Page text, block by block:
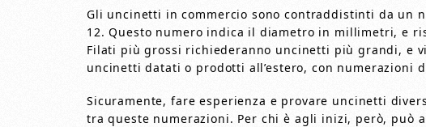
Gli uncinetti in commercio sono contraddistinti da un
12. Questo numero indica il diametro in millimetri, e
Filati più grossi richiederanno uncinetti più grandi, e
uncinetti datati o prodotti all’estero, con numerazioni
Sicuramente, fare esperienza e provare uncinetti
tra queste numerazioni. Per chi è agli inizi, però, può